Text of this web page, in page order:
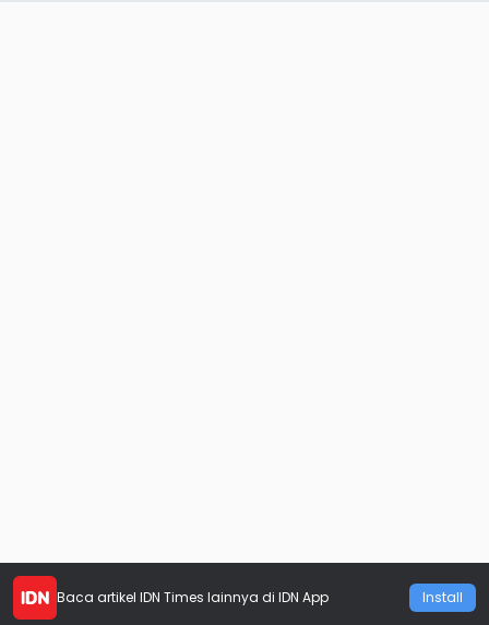
Baca artikel IDN Times lainnya di IDN App Install